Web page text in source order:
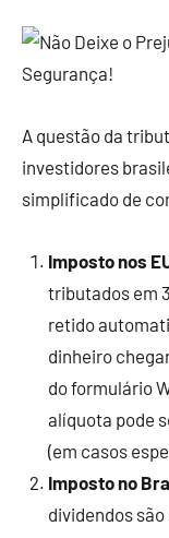
A questão da
investidores
simplificado de
Imposto nos
tributados em
retido
dinheiro
do formulário
alíquota pode
(em casos
Imposto no
dividendos